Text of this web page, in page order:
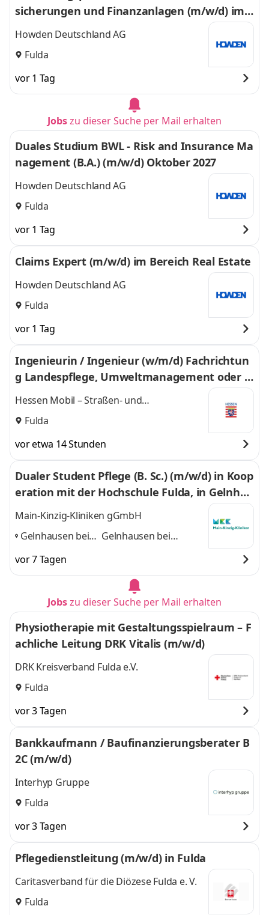
sicherungen und Finanzanlagen (m/w/d) im
Bereich Real Estate 2027
Howden Deutschland AG
Fulda
vor 1 Tag
Jobszu dieser Suche per Mail erhalten
Duales Studium BWL - Risk and Insurance Ma
nagement (B.A.) (m/w/d) Oktober 2027
Howden Deutschland AG
Fulda
vor 1 Tag
Claims Expert (m/w/d) im Bereich Real Estate
Howden Deutschland AG
Fulda
vor 1 Tag
Ingenieurin / Ingenieur (w/m/d) Fachrichtun
g Landespflege, Umweltmanagement oder L
andschaftsplanung
Hessen Mobil – Straßen- und
Verkehrsmanagement
Fulda
vor etwa 14 Stunden
Dualer Student Pflege (B. Sc.) (m/w/d) in Koop
eration mit der Hochschule Fulda, in Gelnhau
sen und Schlüchtern
Main-Kinzig-Kliniken gGmbH
Gelnhausen bei
Schlüchtern
Gelnhausen bei
weitere
vor 7 Tagen
Jobszu dieser Suche per Mail erhalten
Physiotherapie mit Gestaltungsspielraum – F
achliche Leitung DRK Vitalis (m/w/d)
DRK Kreisverband Fulda e.V.
Fulda
vor 3 Tagen
Bankkaufmann / Baufinanzierungsberater B
2C (m/w/d)
Interhyp Gruppe
Fulda
vor 3 Tagen
Pflegedienstleitung (m/w/d) in Fulda
Caritasverband für die Diözese Fulda e. V.
Fulda